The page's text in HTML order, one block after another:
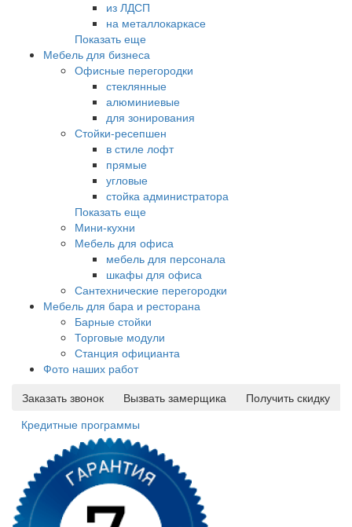
из ЛДСП
на металлокаркасе
Показать еще
Мебель для бизнеса
Офисные перегородки
стеклянные
алюминиевые
для зонирования
Стойки-ресепшен
в стиле лофт
прямые
угловые
стойка администратора
Показать еще
Мини-кухни
Мебель для офиса
мебель для персонала
шкафы для офиса
Сантехнические перегородки
Мебель для бара и ресторана
Барные стойки
Торговые модули
Станция официанта
Фото наших работ
Заказать звонок
Вызвать замерщика
Получить скидку
Кредитные программы